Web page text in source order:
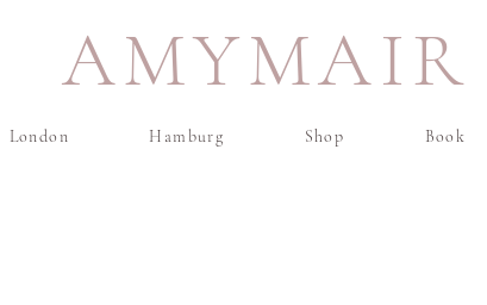
AMYMAIR
London Hamburg Shop Book